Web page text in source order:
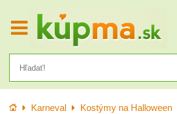
Úvod Karneval Kostýmy na Halloween